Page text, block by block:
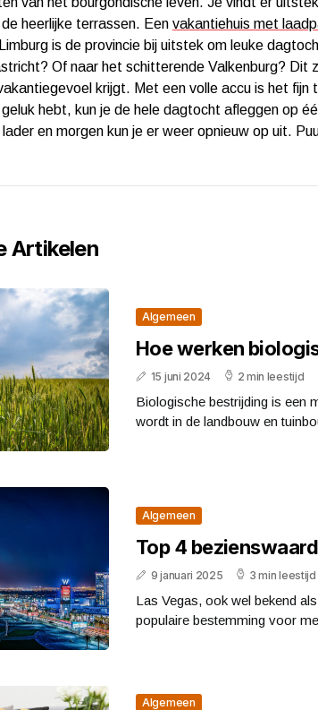
heerlijke terrassen. Een vakantiehuis met
is de provincie bij uitstek om leuke
Of naar het schitterende Valkenburg? Dit
krijgt. Met een volle accu is het fijn
hebt, kun je de hele dagtocht afleggen op
en morgen kun je er weer opnieuw op uit.
Artikelen
Algemeen
Hoe werken
15 juni 2024 2 min leestijd
Biologische bestrijding is een
wordt in de landbouw en
Algemeen
Top 4
9 januari 2025 3 min leestijd
Las Vegas, ook wel bekend
populaire bestemming voor
Algemeen